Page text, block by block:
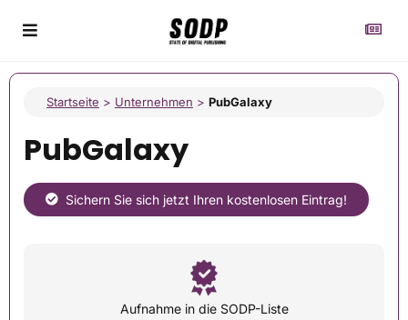
Startseite > Unternehmen > PubGalaxy
PubGalaxy
Sichern Sie sich jetzt Ihren kostenlosen Eintrag!
Aufnahme in die SODP-Liste